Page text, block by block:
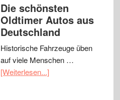
Die schönsten
Oldtimer Autos aus
Deutschland
Historische Fahrzeuge üben
auf viele Menschen …
[Weiterlesen...]